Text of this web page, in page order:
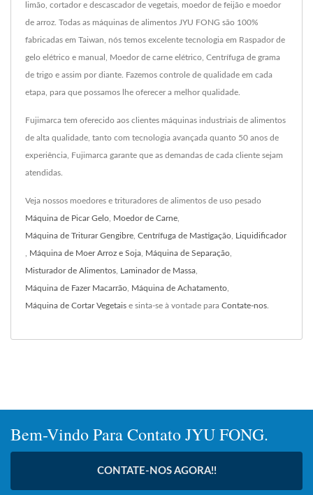
limão, cortador e descascador de vegetais, moedor de feijão e moedor
de arroz. Todas as máquinas de alimentos JYU FONG são 100%
fabricadas em Taiwan, nós temos excelente tecnologia em Raspador de
gelo elétrico e manual, Moedor de carne elétrico, Centrífuga de grama
de trigo e assim por diante. Fazemos controle de qualidade em cada
etapa, para que possamos lhe oferecer a melhor qualidade.
Fujimarca tem oferecido aos clientes máquinas industriais de alimentos
de alta qualidade, tanto com tecnologia avançada quanto 50 anos de
experiência, Fujimarca garante que as demandas de cada cliente sejam
atendidas.
Veja nossos moedores e trituradores de alimentos de uso pesado
Máquina de Picar Gelo Moedor de Carne
Máquina de Triturar Gengibre Centrífuga de Mastigação Liquidificador
Máquina de Moer Arroz e Soja Máquina de Separação
Misturador de Alimentos Laminador de Massa
Máquina de Fazer Macarrão Máquina de Achatamento
Máquina de Cortar Vegetais e sinta-se à vontade para Contate-nos
Bem-Vindo Para Contato JYU FONG.
CONTATE-NOS AGORA!!